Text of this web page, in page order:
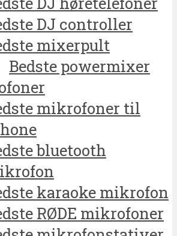
DJ controller
mixerpult
Bedste powermixer
mikrofoner til
bluetooth
karaoke mikrofon
RØDE mikrofoner